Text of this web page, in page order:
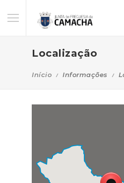
Localização
Início Informações